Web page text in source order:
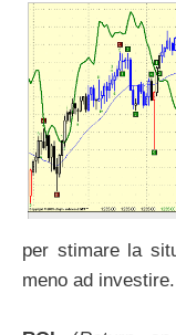
per stimare la
meno ad investire.